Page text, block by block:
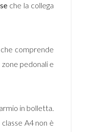
che la collega
comprende
pedonali e
in bolletta.
A4 non è